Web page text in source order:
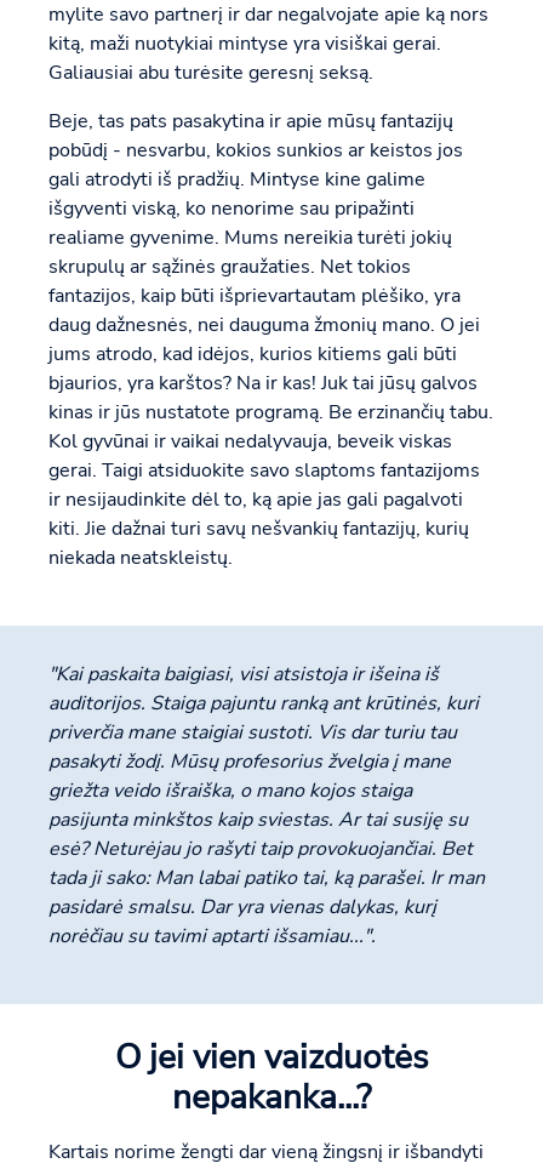
mylite savo partnerį ir dar negalvojate apie ką nors
kitą, maži nuotykiai mintyse yra visiškai gerai.
Galiausiai abu turėsite geresnį seksą.
Beje, tas pats pasakytina ir apie mūsų fantazijų
pobūdį - nesvarbu, kokios sunkios ar keistos jos
gali atrodyti iš pradžių. Mintyse kine galime
išgyventi viską, ko nenorime sau pripažinti
realiame gyvenime. Mums nereikia turėti jokių
skrupulų ar sąžinės graužaties. Net tokios
fantazijos, kaip būti išprievartautam plėšiko, yra
daug dažnesnės, nei dauguma žmonių mano. O jei
jums atrodo, kad idėjos, kurios kitiems gali būti
bjaurios, yra karštos? Na ir kas! Juk tai jūsų galvos
kinas ir jūs nustatote programą. Be erzinančių tabu.
Kol gyvūnai ir vaikai nedalyvauja, beveik viskas
gerai. Taigi atsiduokite savo slaptoms fantazijoms
ir nesijaudinkite dėl to, ką apie jas gali pagalvoti
kiti. Jie dažnai turi savų nešvankių fantazijų, kurių
niekada neatskleistų.
"Kai paskaita baigiasi, visi atsistoja ir išeina iš
auditorijos. Staiga pajuntu ranką ant krūtinės, kuri
priverčia mane staigiai sustoti. Vis dar turiu tau
pasakyti žodį. Mūsų profesorius žvelgia į mane
griežta veido išraiška, o mano kojos staiga
pasijunta minkštos kaip sviestas. Ar tai susiję su
esė? Neturėjau jo rašyti taip provokuojančiai. Bet
tada ji sako: Man labai patiko tai, ką parašei. Ir man
pasidarė smalsu. Dar yra vienas dalykas, kurį
norėčiau su tavimi aptarti išsamiau...".
O jei vien vaizduotės
nepakanka...?
Kartais norime žengti dar vieną žingsnį ir išbandyti